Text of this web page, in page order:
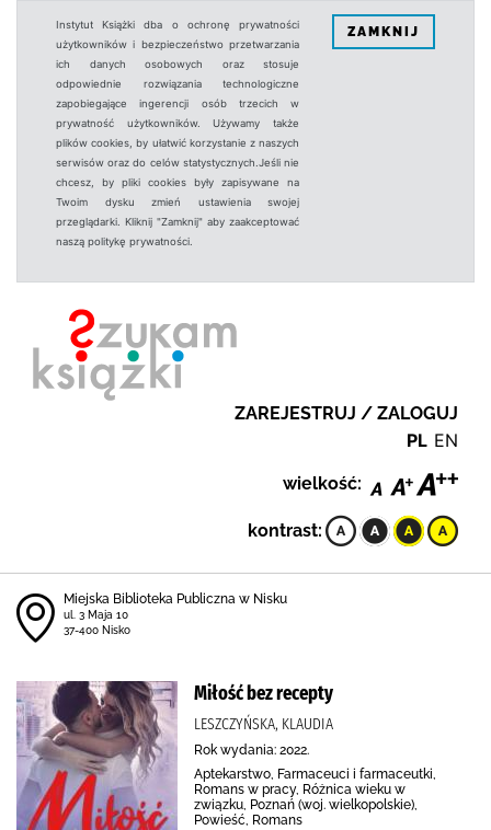
Instytut Książki dba o ochronę prywatności
użytkowników i bezpieczeństwo przetwarzania
ich danych osobowych oraz stosuje
odpowiednie rozwiązania technologiczne
zapobiegające ingerencji osób trzecich w
prywatność użytkowników. Używamy także
plików cookies, by ułatwić korzystanie z naszych
serwisów oraz do celów statystycznych.Jeśli nie
chcesz, by pliki cookies były zapisywane na
Twoim dysku zmień ustawienia swojej
przeglądarki. Kliknij "Zamknij" aby zaakceptować
naszą politykę prywatności.
ZAMKNIJ
ZAREJESTRUJ / ZALOGUJ
PL EN
wielkość:
kontrast:
Miejska Biblioteka Publiczna w Nisku
ul. 3 Maja 10
37-400 Nisko
Miłość bez recepty
LESZCZYŃSKA, KLAUDIA
Rok wydania: 2022.
Aptekarstwo, Farmaceuci i farmaceutki,
Romans w pracy, Różnica wieku w
związku, Poznań (woj. wielkopolskie),
Powieść, Romans